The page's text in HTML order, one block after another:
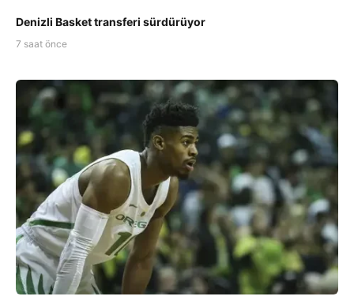
Denizli Basket transferi sürdürüyor
7 saat önce